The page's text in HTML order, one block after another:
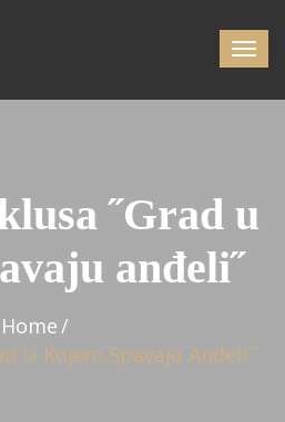
˝Grad u
anđeli˝
Home
U Kojem Spavaju Anđeli˝